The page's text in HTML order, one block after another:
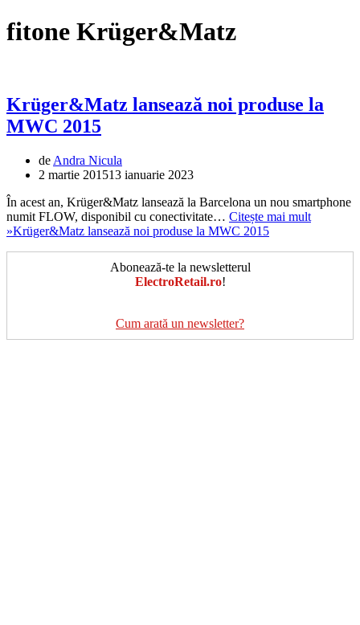
fitone Krüger&Matz
Krüger&Matz lansează noi produse la
MWC 2015
de Andra Nicula
2 martie 201513 ianuarie 2023
În acest an, Krüger&Matz lansează la Barcelona un nou smartphone
numit FLOW, disponibil cu conectivitate… Citește mai mult
»Krüger&Matz lansează noi produse la MWC 2015
Abonează-te la newsletterul
ElectroRetail.ro!
Cum arată un newsletter?